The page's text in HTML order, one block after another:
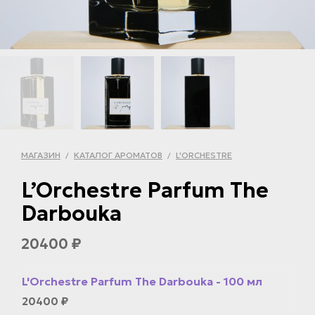
МАГАЗИН / КАТАЛОГ АРОМАТОВ / L'ORCHESTRE
L’Orchestre Parfum The
Darbouka
20400 ₽
L'Orchestre Parfum The Darbouka - 100 мл
20400 ₽